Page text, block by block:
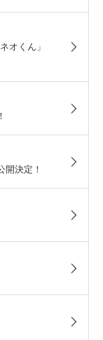
くん」
決定！